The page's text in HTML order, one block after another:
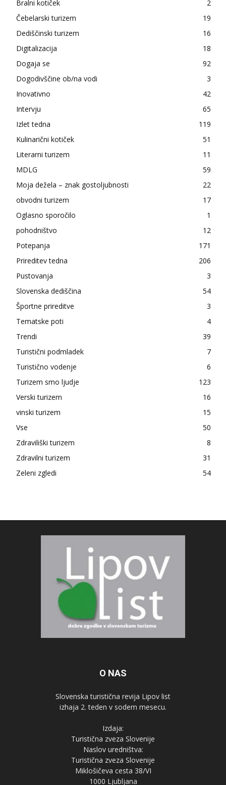
Bralni kotiček
2
Čebelarski turizem
19
Dediščinski turizem
16
Digitalizacija
18
Dogaja se
92
Dogodivščine ob/na vodi
3
Inovativno
42
Intervju
65
Izlet tedna
119
Kulinarični kotiček
51
Literarni turizem
11
MDLG
59
Moja dežela – znak gostoljubnosti
22
obvodni turizem
17
Oglasno sporočilo
1
pohodništvo
12
Potepanja
171
Prireditev tedna
206
Pustovanja
3
Slovenska dediščina
54
Športne prireditve
3
Tematske poti
4
Trendi
39
Turistični podmladek
7
Turistično vodenje
6
Turizem smo ljudje
123
Verski turizem
16
vinski turizem
15
Vse
50
Zdraviliški turizem
8
Zdravilni turizem
31
Zeleni zgledi
54
O NAS
Slovenska turistična revija Lipov list
izhaja 2. teden v sodem mesecu.
Izdaja:
Turistična zveza Slovenije
Naslov uredništva:
Turistična zveza Slovenije
Miklošičeva cesta 38/VI
1000 Ljubljana